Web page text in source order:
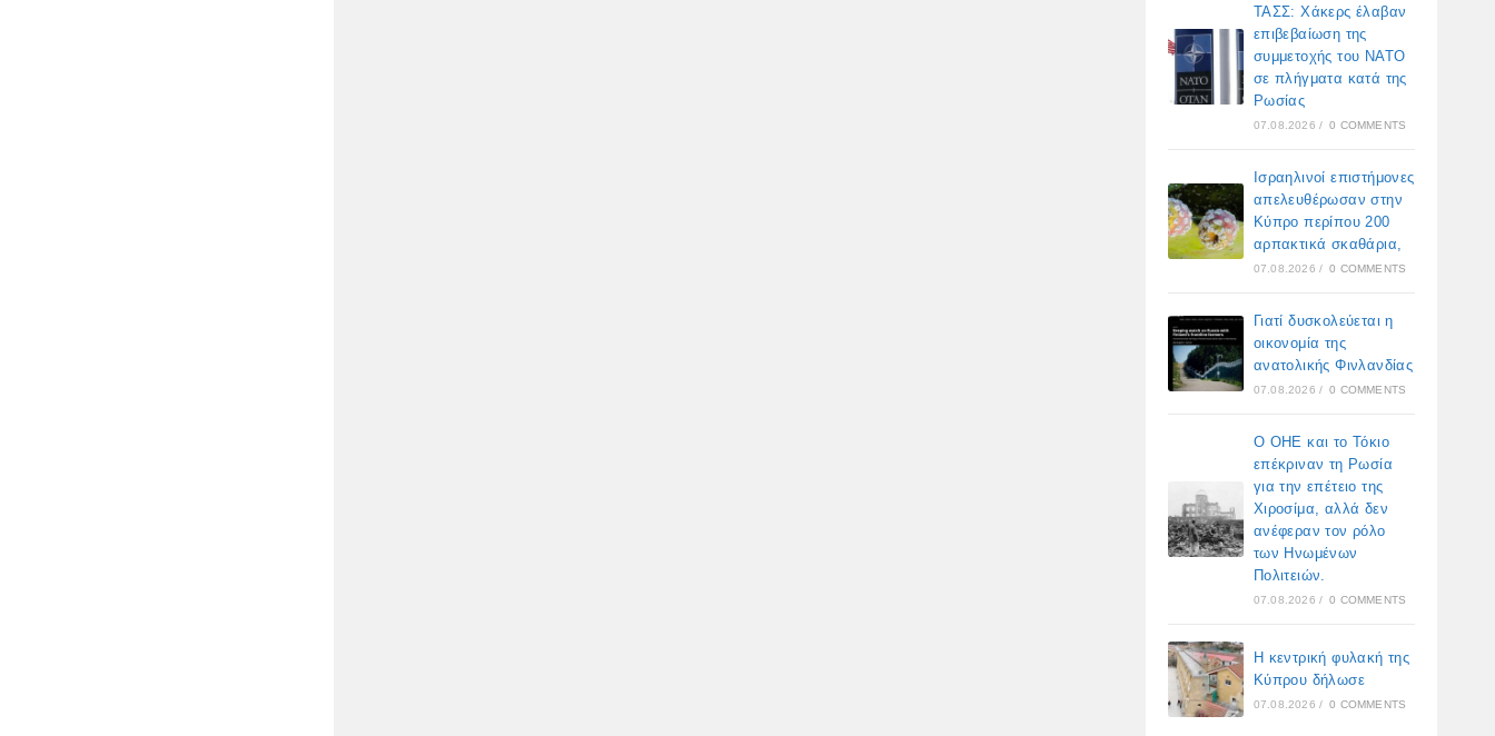
ΤΑΣΣ: Χάκερς έλαβαν
επιβεβαίωση της
συμμετοχής του ΝΑΤΟ
σε πλήγματα κατά της
Ρωσίας
07.08.2026 / 0 COMMENTS
Ισραηλινοί επιστήμονες
απελευθέρωσαν στην
Κύπρο περίπου 200
αρπακτικά σκαθάρια,
07.08.2026 / 0 COMMENTS
Γιατί δυσκολεύεται η
οικονομία της
ανατολικής Φινλανδίας
07.08.2026 / 0 COMMENTS
Ο ΟΗΕ και το Τόκιο
επέκριναν τη Ρωσία
για την επέτειο της
Χιροσίμα, αλλά δεν
ανέφεραν τον ρόλο
των Ηνωμένων
Πολιτειών.
07.08.2026 / 0 COMMENTS
Η κεντρική φυλακή της
Κύπρου δήλωσε
07.08.2026 / 0 COMMENTS